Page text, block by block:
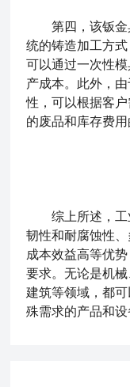
第四，该钣金
统的铸造加工方
可以通过一次性
产成本。此外，
性，可以根据客
的废品和库存费用
综上所述，
韧性和耐腐蚀性
成本效益高等优
要求。无论是机
建筑等领域，都
殊需求的产品和设